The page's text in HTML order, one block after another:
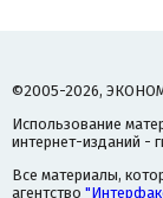
©2005-2026,
Использование
интернет-изданий -
Все материалы,
агентство